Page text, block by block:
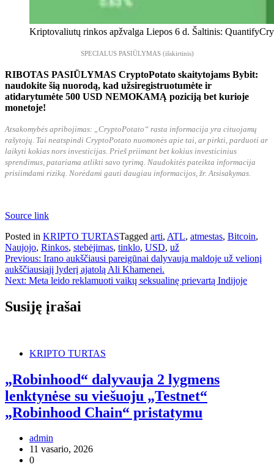
Kriptovaliutų rinkos apžvalga Liepos 6 d. Šaltinis:
SPECIALUS PASIŪLYMAS (išskirtinis)
RIBOTAS PASIŪLYMAS CryptoPotato skaitytojams Bybit:
naudokite šią nuorodą, kad užsiregistruotumėte ir
atidarytumėte 500 USD NEMOKAMĄ poziciją bet kurioje
monetoje!
Atsakomybės apribojimas: „CryptoPotato“ rasta informacija yra cituojamų
rašytojų. Tai neatspindi CryptoPotato nuomonės apie tai, ar pirkti, parduoti ar
laikyti kokias nors investicijas. Prieš priimant bet kokius investicinius
sprendimus, patariama atlikti savo tyrimą. Naudokitės pateikta informacija
prisiimdami riziką. Norėdami gauti daugiau informacijos, žr. Atsisakymas.
Source link
Posted in KRIPTO TURTASTagged arti, ATL, atmestas, Bitcoin,
Naujojo, Rinkos, stebėjimas, tinklo, USD, už
Navigacija
tarp
Previous: Irano aukščiausi pareigūnai dalyvauja maldoje už velionį
aukščiausiąjį lyderį ajatolą Ali Khamenei.
Next: Meta leido reklamuoti vaikų seksualinę prievartą Indijoje
Susiję įrašai
KRIPTO TURTAS
„Robinhood“ dalyvauja 2 lygmens
lenktynėse su viešuoju „Testnet“
„Robinhood Chain“ pristatymu
admin
11 vasario, 2026
0